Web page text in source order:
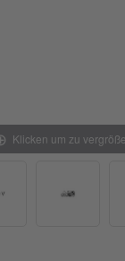
Klicken um zu